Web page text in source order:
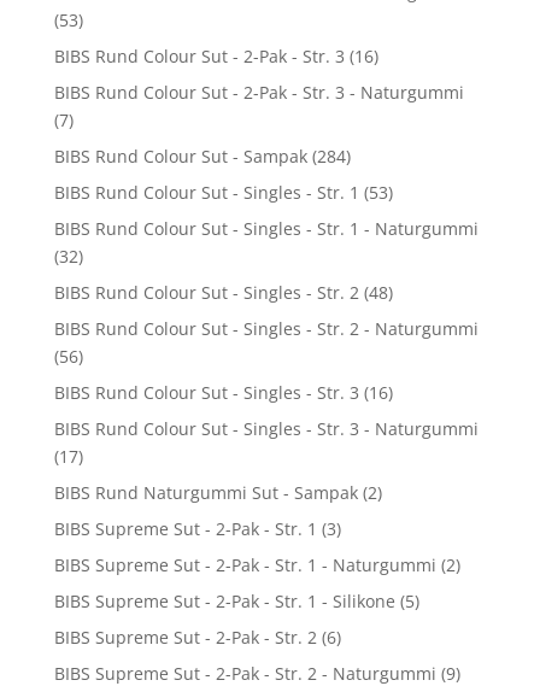
(53)
BIBS Rund Colour Sut - 2-Pak - Str. 3 (16)
BIBS Rund Colour Sut - 2-Pak - Str. 3 - Naturgummi
(7)
BIBS Rund Colour Sut - Sampak (284)
BIBS Rund Colour Sut - Singles - Str. 1 (53)
BIBS Rund Colour Sut - Singles - Str. 1 - Naturgummi
(32)
BIBS Rund Colour Sut - Singles - Str. 2 (48)
BIBS Rund Colour Sut - Singles - Str. 2 - Naturgummi
(56)
BIBS Rund Colour Sut - Singles - Str. 3 (16)
BIBS Rund Colour Sut - Singles - Str. 3 - Naturgummi
(17)
BIBS Rund Naturgummi Sut - Sampak (2)
BIBS Supreme Sut - 2-Pak - Str. 1 (3)
BIBS Supreme Sut - 2-Pak - Str. 1 - Naturgummi (2)
BIBS Supreme Sut - 2-Pak - Str. 1 - Silikone (5)
BIBS Supreme Sut - 2-Pak - Str. 2 (6)
BIBS Supreme Sut - 2-Pak - Str. 2 - Naturgummi (9)